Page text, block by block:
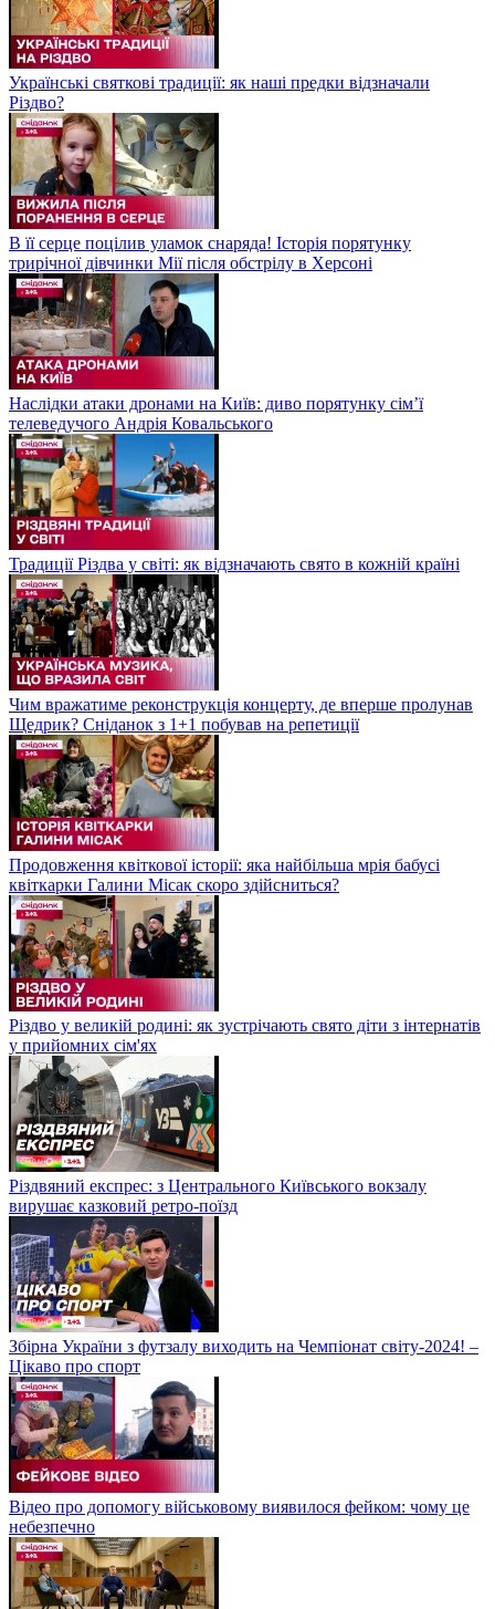
Українські святкові традиції: як наші предки відзначали
Різдво?
В її серце поцілив уламок снаряда! Історія порятунку
трирічної дівчинки Мії після обстрілу в Херсоні
Наслідки атаки дронами на Київ: диво порятунку сім’ї
телеведучого Андрія Ковальського
Традиції Різдва у світі: як відзначають свято в кожній країні
Чим вражатиме реконструкція концерту, де вперше пролунав
Щедрик? Сніданок з 1+1 побував на репетиції
Продовження квіткової історії: яка найбільша мрія бабусі
квіткарки Галини Місак скоро здійсниться?
Різдво у великій родині: як зустрічають свято діти з інтернатів
у прийомних сім'ях
Різдвяний експрес: з Центрального Київського вокзалу
вирушає казковий ретро-поїзд
Збірна України з футзалу виходить на Чемпіонат світу-2024! –
Цікаво про спорт
Відео про допомогу військовому виявилося фейком: чому це
небезпечно